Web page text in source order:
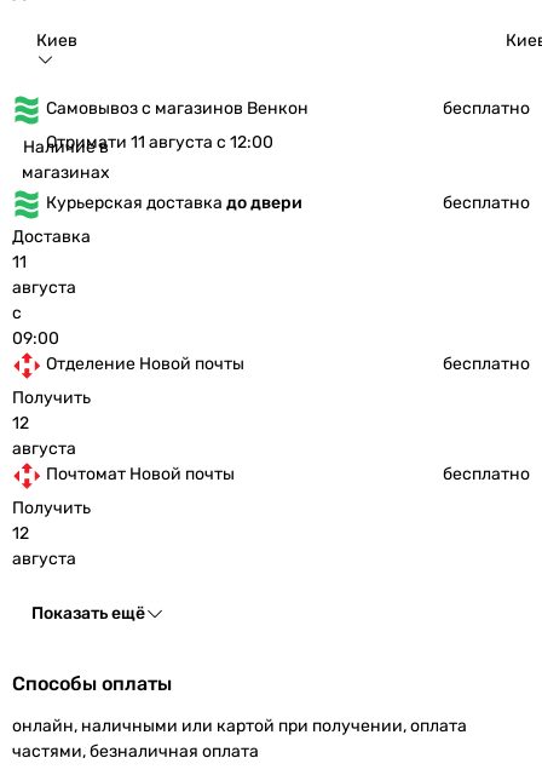
Киев
Самовывоз с магазинов Венкон
бесплатно
Наличие в
магазинах
Отримати 11 августа с 12:00
Курьерская доставка до двери
бесплатно
Доставка
11
августа
с
09:00
Отделение Новой почты
бесплатно
Получить
12
августа
Почтомат Новой почты
бесплатно
Получить
12
августа
Показать ещё
Способы оплаты
онлайн, наличными или картой при получении, оплата
частями, безналичная оплата